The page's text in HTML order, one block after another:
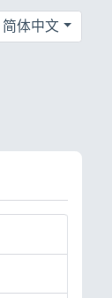
简体中文